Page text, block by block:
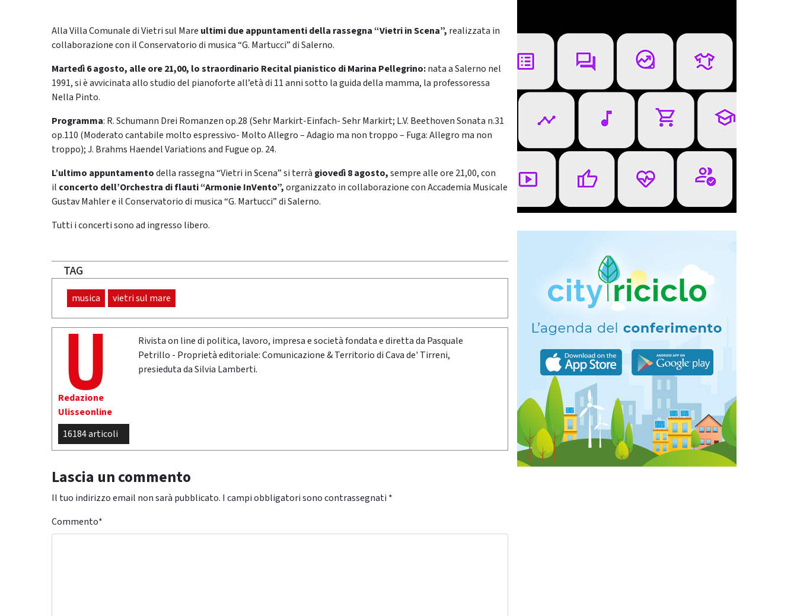
Alla Villa Comunale di Vietri sul Mare ultimi due appuntamenti della rassegna “Vietri in Scena”, realizzata in
collaborazione con il Conservatorio di musica “G. Martucci” di Salerno.
Martedì 6 agosto, alle ore 21,00, lo straordinario Recital pianistico di Marina Pellegrino:nata a Salerno nel
1991, si è avvicinata allo studio del pianoforte all’età di 11 anni sotto la guida della mamma, la professoressa
Nella Pinto.
Programma: R. Schumann Drei Romanzen op.28 (Sehr Markirt-Einfach- Sehr Markirt; L.V. Beethoven Sonata n.31
op.110 (Moderato cantabile molto espressivo- Molto Allegro – Adagio ma non troppo – Fuga: Allegro ma non
troppo); J. Brahms Haendel Variations and Fugue op. 24.
L’ultimo appuntamentodella rassegna “Vietri in Scena” si terrà giovedì 8 agosto,sempre alle ore 21,00, con
il concerto dell’Orchestra di flauti “Armonie InVento”,organizzato in collaborazione con Accademia Musicale
Gustav Mahler e il Conservatorio di musica “G. Martucci” di Salerno.
Tutti i concerti sono ad ingresso libero.
TAG
musica vietri sul mare
Redazione
Ulisseonline
16184 articoli
Rivista on line di politica, lavoro, impresa e società fondata e diretta da Pasquale
Petrillo - Proprietà editoriale: Comunicazione & Territorio di Cava de' Tirreni,
presieduta da Silvia Lamberti.
Lascia un commento
Il tuo indirizzo email non sarà pubblicato. I campi obbligatori sono contrassegnati *
Commento*